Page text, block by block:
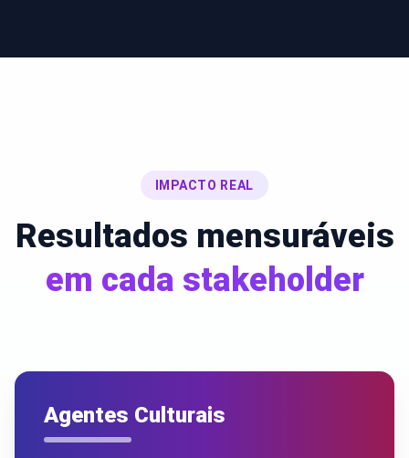
IMPACTO REAL
Resultados mensuráveis
em cada stakeholder
Agentes Culturais